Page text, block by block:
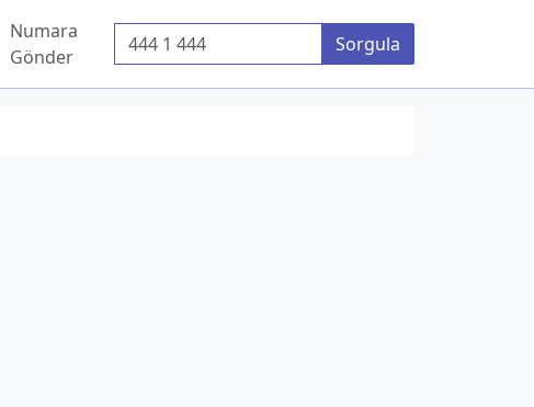
Numara
Gönder
Telefon Numarası Sorgula